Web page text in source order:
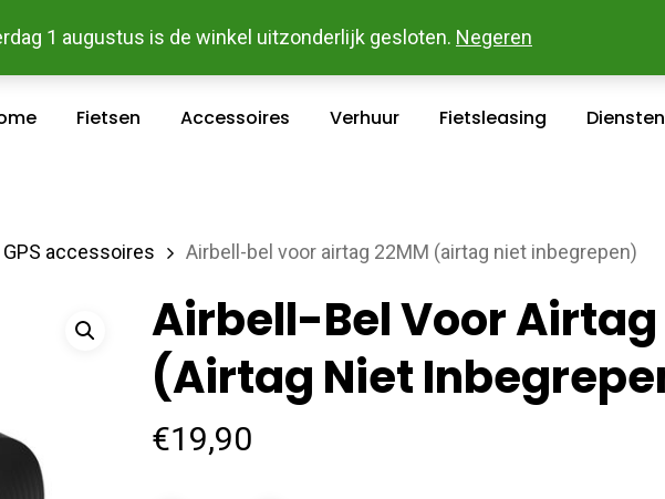
1 augustus is de winkel uitzonderlijk gesloten. Negeren
Betaal Makkelijk Online - Gratis Levering In Groot Kasterlee
Fietsen Accessoires Verhuur Fietsleasing Diensten
GPS accessoires Airbell-bel voor airtag 22MM (airtag niet inbegrepen)
Airbell-Bel Voor Airtag
(airtag Niet
€19,90